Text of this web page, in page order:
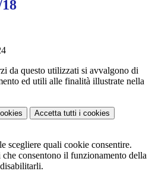
da questo utilizzati si avvalgono di
ed utili alle finalità illustrate nella
Accetta tutti i cookies
scegliere quali cookie consentire.
consentono il funzionamento della